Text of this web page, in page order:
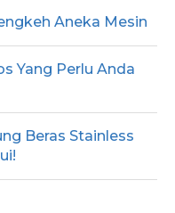
Aneka Mesin
Yang Perlu Anda
Beras Stainless